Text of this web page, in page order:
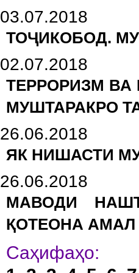
03.07.2018
ТОҶИКОБОД.
02.07.2018
ТЕРРОРИЗМ ВА
МУШТАРАКРО
26.06.2018
ЯК НИШАСТИ
26.06.2018
МАВОДИ
ҚОТЕОНА